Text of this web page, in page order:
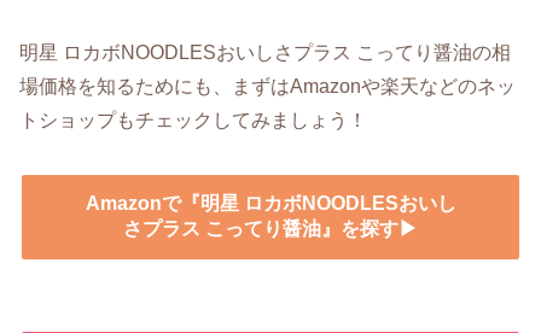
明星 ロカボNOODLESおいしさプラス こってり醤油の相
場価格を知るためにも、まずはAmazonや楽天などのネッ
トショップもチェックしてみましょう！
Amazonで『明星 ロカボNOODLESおいし
さプラス こってり醤油』を探す▶